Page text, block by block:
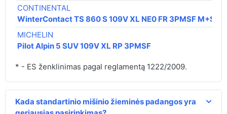
CONTINENTAL
WinterContact TS 860 S 109V XL NE0 FR 3PMSF M+S
MICHELIN
Pilot Alpin 5 SUV 109V XL RP 3PMSF
* - ES ženklinimas pagal reglamentą 1222/2009.
Kada standartinio mišinio žieminės padangos yra